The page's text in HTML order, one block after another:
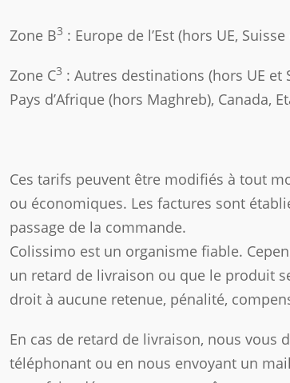
Zone B3 : Europe de l’Est (hors UE,
Zone C3 : Autres destinations (hors UE et
Pays d’Afrique (hors Maghreb), Canada,
Ces tarifs peuvent être modifiés à tout
ou économiques. Les factures sont
passage de la commande.
Colissimo est un organisme fiable.
un retard de livraison ou que le produit
droit à aucune retenue, pénalité,
En cas de retard de livraison, nous vous
téléphonant ou en nous envoyant un